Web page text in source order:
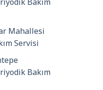
Bakım
Mahallesi
Servisi
Bakım